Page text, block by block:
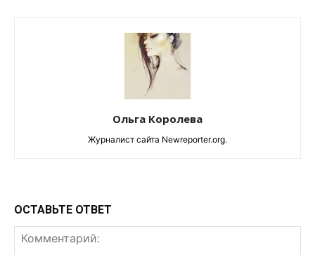
Ольга Королева
Журналист сайта Newreporter.org.
ОСТАВЬТЕ ОТВЕТ